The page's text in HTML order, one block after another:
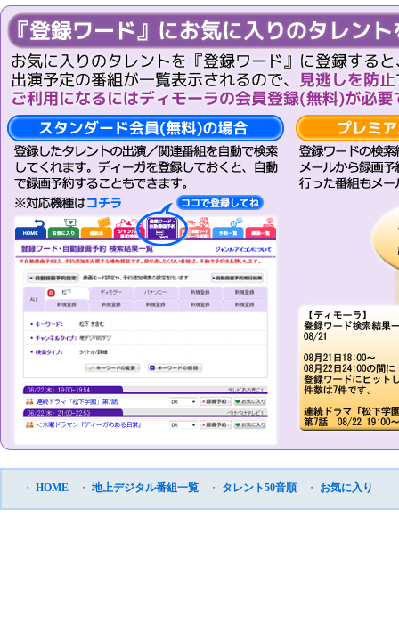
・ HOME ・ 地上デジタル番組一覧 ・ タレント50音順 ・ お気に入り